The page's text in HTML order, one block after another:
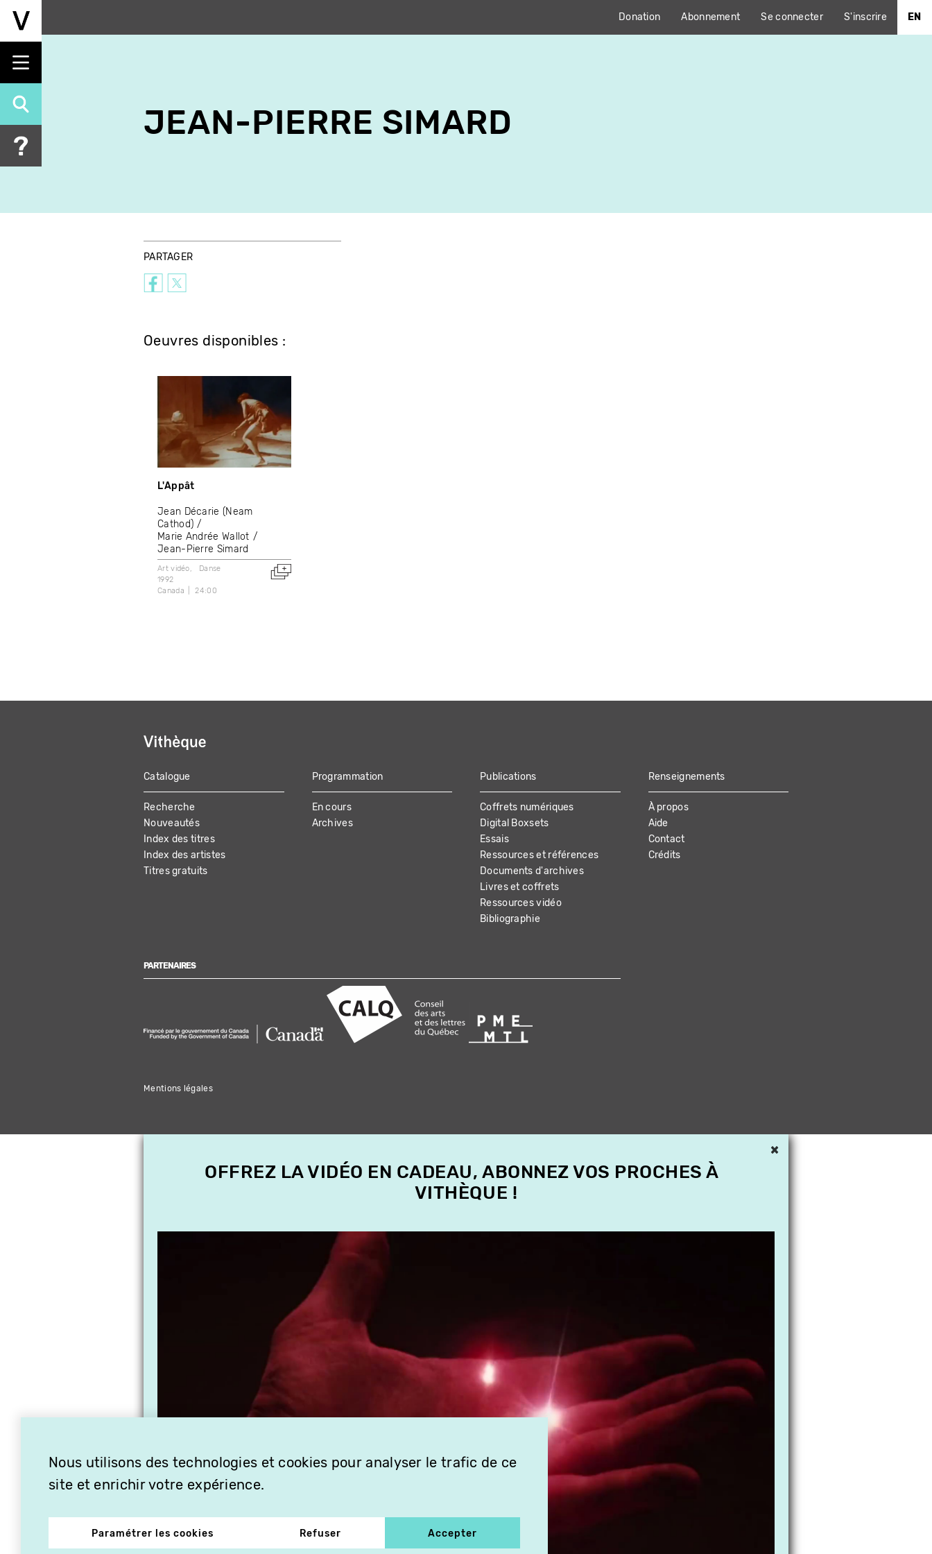
Aller
principal
Donation Abonnement Se connecter S'inscrire EN
JEAN-PIERRE SIMARD
PARTAGER
Oeuvres disponibles :
L'Appât
Jean Décarie (Neam
Cathod)
Marie Andrée Wallot
Jean-Pierre Simard
Art vidéo
Danse
1992
Canada
24:00
MAIN
NAVIGATION
Catalogue
Recherche
Nouveautés
Index des titres
Index des artistes
Titres gratuits
Programmation
En cours
Archives
Publications
Coffrets numériques
Digital Boxsets
Essais
Ressources et références
Documents d'archives
Livres et coffrets
Ressources vidéo
Bibliographie
Renseignements
À propos
Aide
Contact
Crédits
PARTENAIRES
Mentions légales
Nous utilisons des technologies et cookies pour analyser le trafic de ce
site et enrichir votre expérience.
Paramétrer les cookies Refuser Accepter
×
OFFREZ LA VIDÉO EN CADEAU, ABONNEZ VOS PROCHES À
VITHÈQUE !